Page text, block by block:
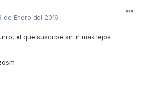
de Enero del 2016
el que suscribe sin ir mas lejos